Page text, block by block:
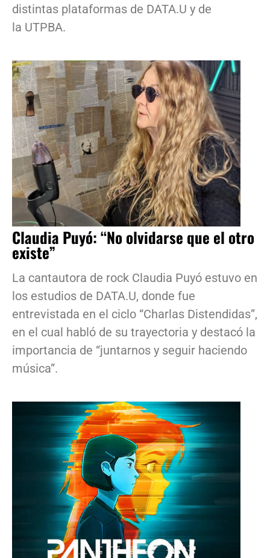
distintas plataformas de DATA.U y de
la UTPBA.
Claudia Puyó: “No olvidarse que el otro
existe”
La cantautora de rock Claudia Puyó estuvo en
los estudios de DATA.U, donde fue
entrevistada en el ciclo “Charlas Distendidas”,
en el cual habló de su trayectoria y destacó la
importancia de “juntarnos y seguir haciendo
música”.